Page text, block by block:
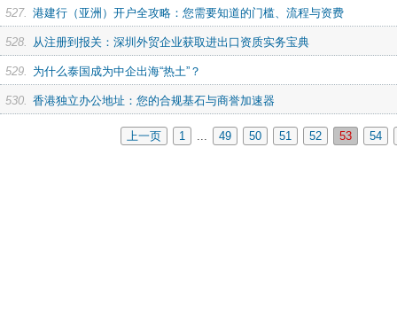
527. 港建行（亚洲）开户全攻略：您需要知道的门槛、流程与资费
528. 从注册到报关：深圳外贸企业获取进出口资质实务宝典
529. 为什么泰国成为中企出海“热土”？
530. 香港独立办公地址：您的合规基石与商誉加速器
上一页 1 ... 49 50 51 52 53 54